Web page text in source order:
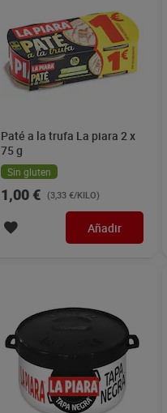
Paté a la trufa La piara 2 x
75 g
Sin gluten
1,00 € (3,33 €/KILO)
Añadir